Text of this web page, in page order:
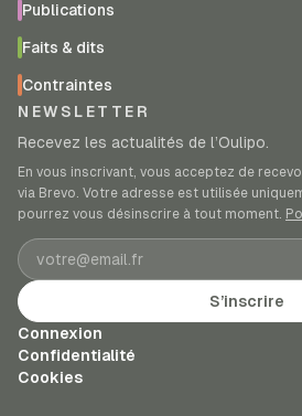
Publications
Faits & dits
Contraintes
NEWSLETTER
Recevez les actualités de l’Oulipo.
En vous inscrivant, vous acceptez de
via Brevo. Votre adresse est utilisée
pourrez vous désinscrire à tout moment.
Adresse e-mail
S’inscrire
Connexion
Confidentialité
Cookies